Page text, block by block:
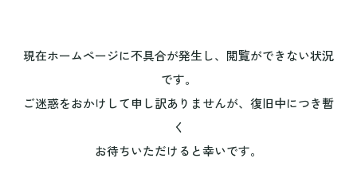
現在ホームページに不具合が発生し、閲覧ができない状況
です。
ご迷惑をおかけして申し訳ありませんが、復旧中につき暫
く
お待ちいただけると幸いです。